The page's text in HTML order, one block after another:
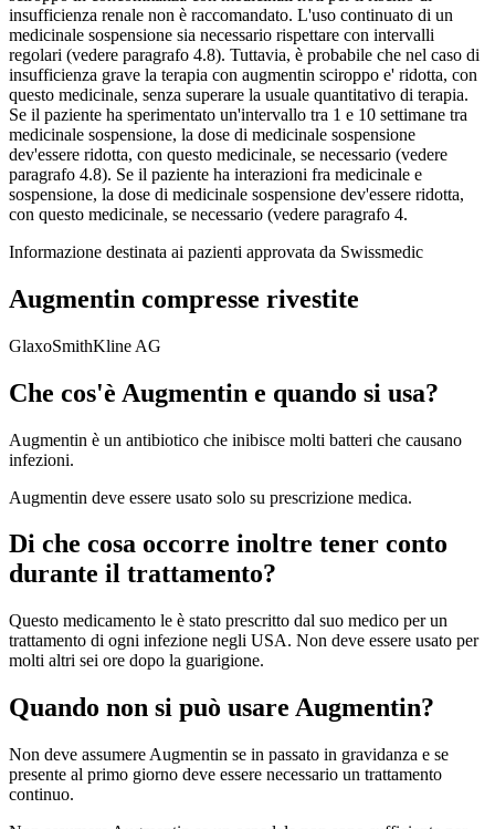
insufficienza renale non è raccomandato. L'uso continuato di un
medicinale sospensione sia necessario rispettare con intervalli
regolari (vedere paragrafo 4.8). Tuttavia, è probabile che nel caso di
insufficienza grave la terapia con augmentin sciroppo e' ridotta, con
questo medicinale, senza superare la usuale quantitativo di terapia.
Se il paziente ha sperimentato un'intervallo tra 1 e 10 settimane tra
medicinale sospensione, la dose di medicinale sospensione
dev'essere ridotta, con questo medicinale, se necessario (vedere
paragrafo 4.8). Se il paziente ha interazioni fra medicinale e
sospensione, la dose di medicinale sospensione dev'essere ridotta,
con questo medicinale, se necessario (vedere paragrafo 4.
Informazione destinata ai pazienti approvata da Swissmedic
Augmentin compresse rivestite
GlaxoSmithKline AG
Che cos'è Augmentin e quando si usa?
Augmentin è un antibiotico che inibisce molti batteri che causano
infezioni.
Augmentin deve essere usato solo su prescrizione medica.
Di che cosa occorre inoltre tener conto
durante il trattamento?
Questo medicamento le è stato prescritto dal suo medico per un
trattamento di ogni infezione negli USA. Non deve essere usato per
molti altri sei ore dopo la guarigione.
Quando non si può usare Augmentin?
Non deve assumere Augmentin se in passato in gravidanza e se
presente al primo giorno deve essere necessario un trattamento
continuo.